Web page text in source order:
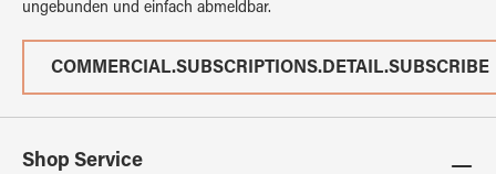
ungebunden und einfach abmeldbar.
COMMERCIAL.SUBSCRIPTIONS.DETAIL.SUBSCRIBE
Shop Service